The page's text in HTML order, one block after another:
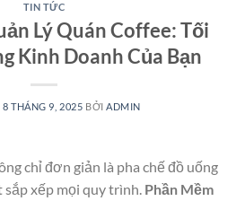
TIN TỨC
Lý Quán Coffee: Tối
Kinh Doanh Của Bạn
8 THÁNG 9, 2025 BỞI ADMIN
chỉ đơn giản là pha chế đồ uống
xếp mọi quy trình. Phần Mềm